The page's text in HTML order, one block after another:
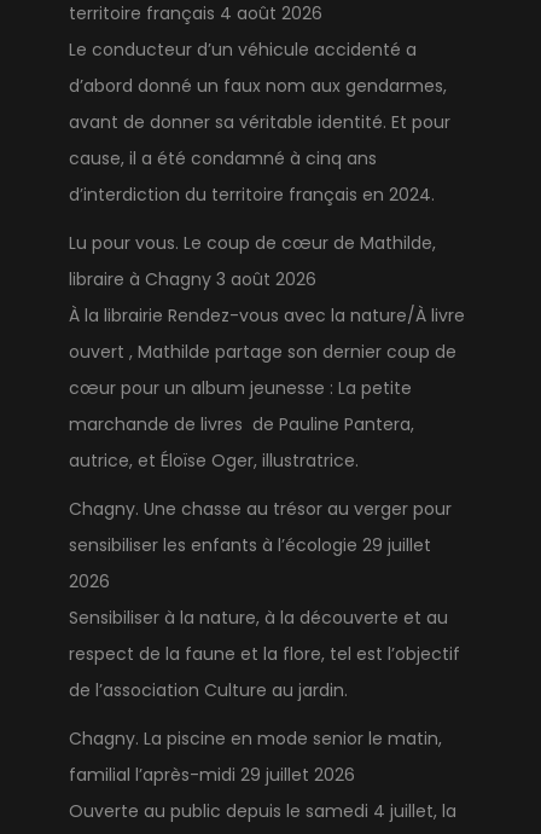
territoire français 4 août 2026
Le conducteur d’un véhicule accidenté a
d’abord donné un faux nom aux gendarmes,
avant de donner sa véritable identité. Et pour
cause, il a été condamné à cinq ans
d’interdiction du territoire français en 2024.
Lu pour vous. Le coup de cœur de Mathilde,
libraire à Chagny 3 août 2026
À la librairie Rendez-vous avec la nature/À livre
ouvert , Mathilde partage son dernier coup de
cœur pour un album jeunesse : La petite
marchande de livres de Pauline Pantera,
autrice, et Éloïse Oger, illustratrice.
Chagny. Une chasse au trésor au verger pour
sensibiliser les enfants à l’écologie 29 juillet
2026
Sensibiliser à la nature, à la découverte et au
respect de la faune et la flore, tel est l’objectif
de l’association Culture au jardin.
Chagny. La piscine en mode senior le matin,
familial l’après-midi 29 juillet 2026
Ouverte au public depuis le samedi 4 juillet, la